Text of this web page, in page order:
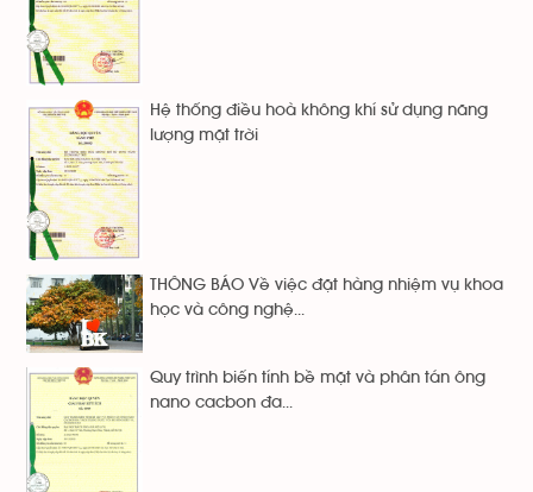
Hệ thống điều hoà không khí sử dụng năng
lượng mặt trời
THÔNG BÁO Về việc đặt hàng nhiệm vụ khoa
học và công nghệ...
Quy trình biến tính bề mặt và phân tán ông
nano cacbon đa...